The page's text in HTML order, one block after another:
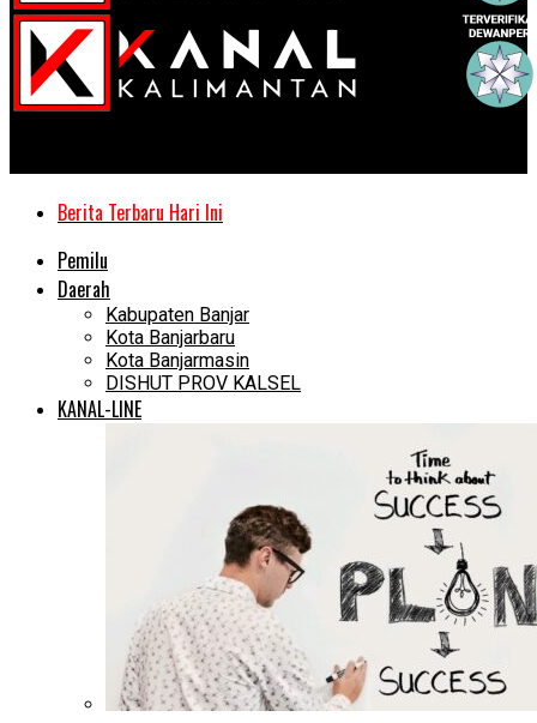
Berita Terbaru Hari Ini
Pemilu
Daerah
Kabupaten Banjar
Kota Banjarbaru
Kota Banjarmasin
DISHUT PROV KALSEL
KANAL-LINE